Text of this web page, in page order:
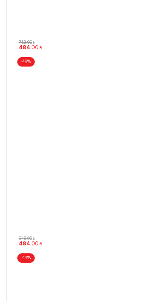
712.00 ₴
484.00 ₴
-49%
948.00 ₴
484.00 ₴
-49%